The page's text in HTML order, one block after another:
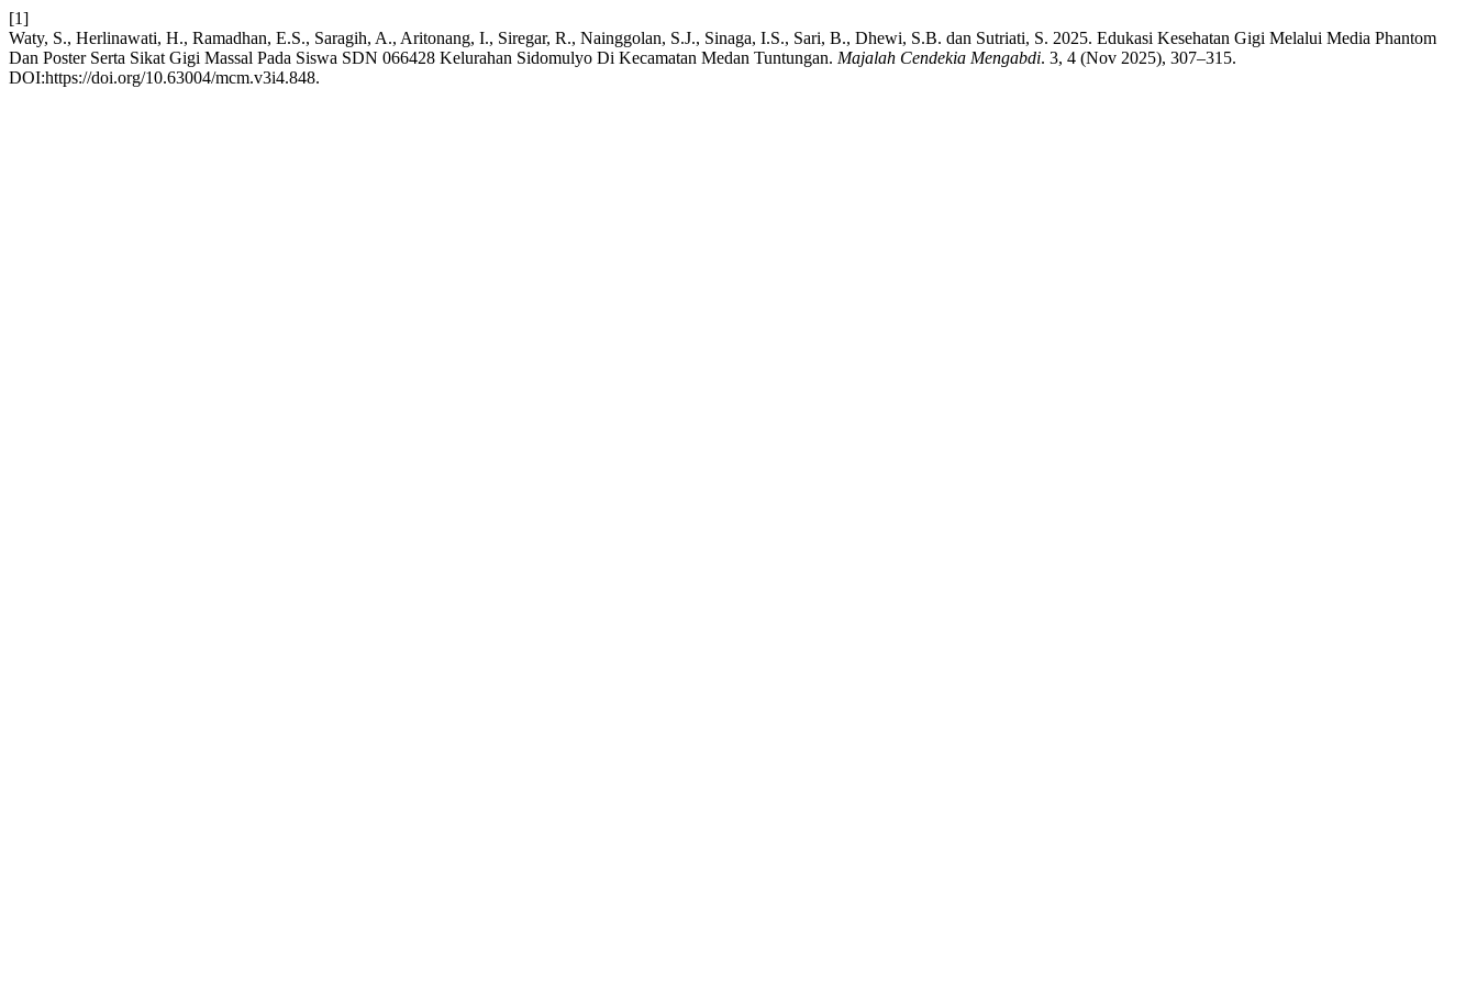
[1]
Waty, S., Herlinawati, H., Ramadhan, E.S., Saragih, A., Aritonang, I., Siregar, R., Nainggolan, S.J., Sinaga, I.S., Sari, B., Dhewi, S.B. dan Sutriati, S. 2025. Edukasi Kesehatan Gigi Melalui Media Phantom
Dan Poster Serta Sikat Gigi Massal Pada Siswa SDN 066428 Kelurahan Sidomulyo Di Kecamatan Medan Tuntungan. Majalah Cendekia Mengabdi. 3, 4 (Nov 2025), 307–315.
DOI:https://doi.org/10.63004/mcm.v3i4.848.